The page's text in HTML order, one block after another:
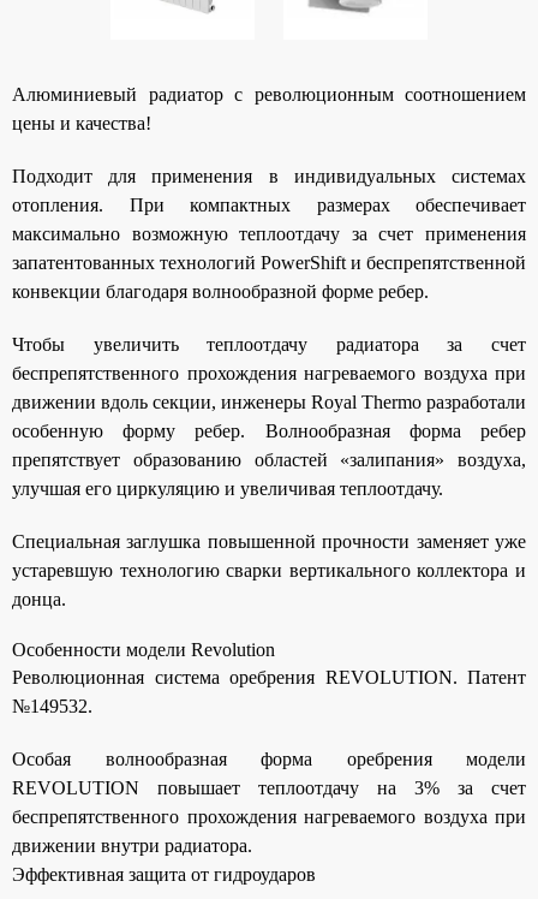
Алюминиевый радиатор с революционным соотношением
цены и качества!
Подходит для применения в индивидуальных системах
отопления. При компактных размерах обеспечивает
максимально возможную теплоотдачу за счет применения
запатентованных технологий PowerShift и беспрепятственной
конвекции благодаря волнообразной форме ребер.
Чтобы увеличить теплоотдачу радиатора за счет
беспрепятственного прохождения нагреваемого воздуха при
движении вдоль секции, инженеры Royal Thermo разработали
особенную форму ребер. Волнообразная форма ребер
препятствует образованию областей «залипания» воздуха,
улучшая его циркуляцию и увеличивая теплоотдачу.
Специальная заглушка повышенной прочности заменяет уже
устаревшую технологию сварки вертикального коллектора и
донца.
Особенности модели Revolution
Революционная система оребрения REVOLUTION. Патент
№149532.
Особая волнообразная форма оребрения модели
REVOLUTION повышает теплоотдачу на 3% за счет
беспрепятственного прохождения нагреваемого воздуха при
движении внутри радиатора.
Эффективная защита от гидроударов